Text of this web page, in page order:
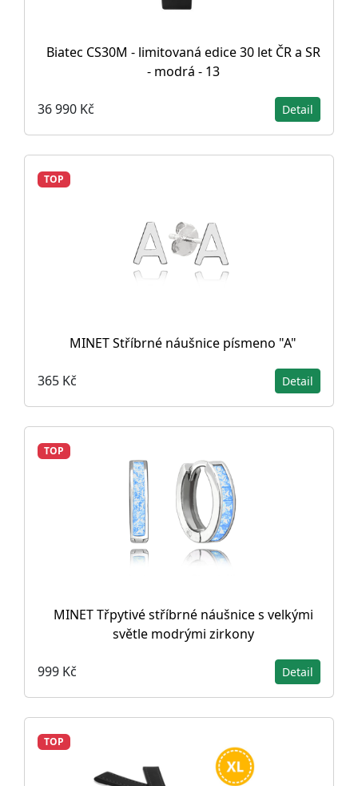
Biatec CS30M - limitovaná edice 30 let ČR a SR
- modrá - 13
36 990 Kč Detail
TOP
MINET Stříbrné náušnice písmeno "A"
365 Kč Detail
TOP
MINET Třpytivé stříbrné náušnice s velkými
světle modrými zirkony
999 Kč Detail
TOP